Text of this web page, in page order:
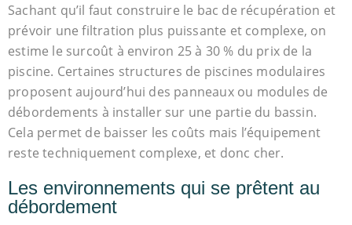
Sachant qu’il faut construire le bac de récupération et
prévoir une filtration plus puissante et complexe, on
estime le surcoût à environ 25 à 30 % du prix de la
piscine. Certaines structures de piscines modulaires
proposent aujourd’hui des panneaux ou modules de
débordements à installer sur une partie du bassin.
Cela permet de baisser les coûts mais l’équipement
reste techniquement complexe, et donc cher.
Les environnements qui se prêtent au
débordement